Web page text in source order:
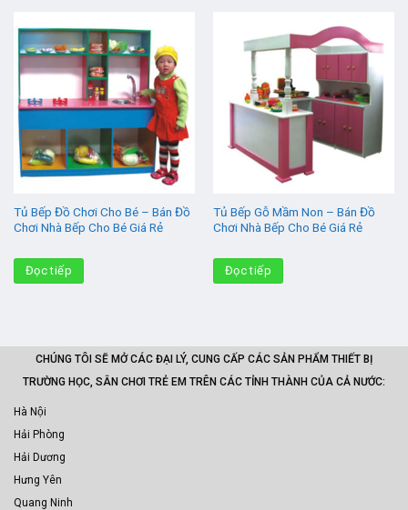
Tủ Bếp Đồ Chơi Cho Bé – Bán Đồ
Chơi Nhà Bếp Cho Bé Giá Rẻ
Đọc tiếp
Tủ Bếp Gỗ Mầm Non – Bán Đồ
Chơi Nhà Bếp Cho Bé Giá Rẻ
Đọc tiếp
CHÚNG TÔI SẼ MỞ CÁC ĐẠI LÝ, CUNG CẤP CÁC SẢN PHẨM THIẾT BỊ
TRƯỜNG HỌC, SÂN CHƠI TRẺ EM TRÊN CÁC TỈNH THÀNH CỦA CẢ NƯỚC:
Hà Nội
Hải Phòng
Hải Dương
Hưng Yên
Quang Ninh